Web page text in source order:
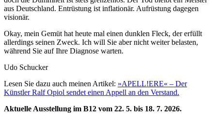
aus Deutschland. Entrüstung ist inflationär. Aufrüstung dagegen
visionär.
Okay, mein Gemüt hat heute mal einen dunklen Fleck, der erfüllt
allerdings seinen Zweck. Ich will Sie aber nicht weiter belasten,
während Sie auf Ihre Diagnose warten.
Udo Schucker
Lesen Sie dazu auch meinen Artikel: »APELL!ERE« – Der
Künstler Ralf Opiol sendet einen Appell an den Verstand.
Aktuelle Ausstellung im B12 vom 22. 5. bis 18. 7. 2026.